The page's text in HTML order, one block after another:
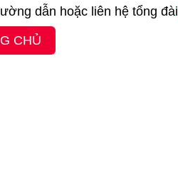
dẫn hoặc liên hệ tổng đài
CHỦ